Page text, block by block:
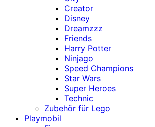
Creator
Disney
Dreamzzz
Friends
Harry Potter
Ninjago
Speed Champions
Star Wars
Super Heroes
Technic
Zubehör für Lego
Playmobil